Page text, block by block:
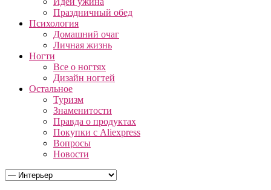
Праздничный обед
Психология
Домашний очаг
Личная жизнь
Ногти
Все о ногтях
Дизайн ногтей
Остальное
Туризм
Знаменитости
Правда о продуктах
Покупки с Aliexpress
Вопросы
Новости